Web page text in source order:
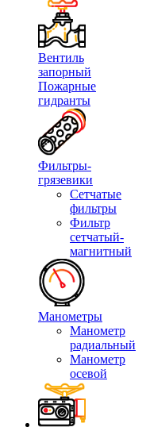
Вентиль
запорный
Пожарные
гидранты
Фильтры-
грязевики
Сетчатые
фильтры
Фильтр
сетчатый-
магнитный
Манометры
Манометр
радиальный
Манометр
осевой